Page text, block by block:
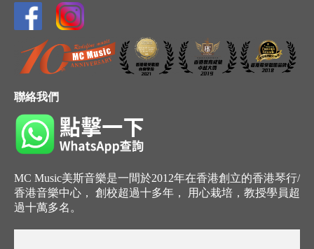
聯絡我們
MC Music美斯音樂是一間於2012年在香港創立的香港琴行/
香港音樂中心， 創校超過十多年， 用心栽培，教授學員超
過十萬多名。